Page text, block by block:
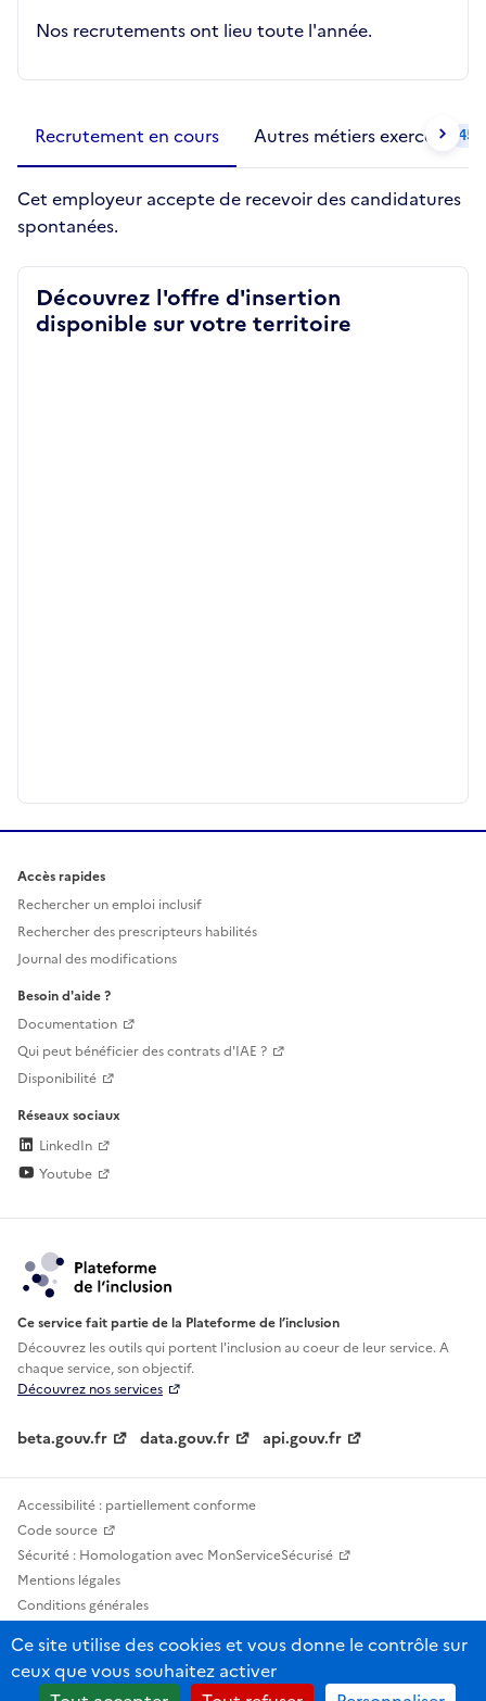
Nos recrutements ont lieu toute l'année.
Recrutement en cours Autres métiers exercés 45
Cet employeur accepte de recevoir des candidatures
spontanées.
Découvrez l'offre d'insertion
disponible sur votre territoire
Accès rapides
Rechercher un emploi inclusif
Rechercher des prescripteurs habilités
Journal des modifications
Besoin d'aide ?
Documentation
Qui peut bénéficier des contrats d'IAE ?
Disponibilité
Réseaux sociaux
LinkedIn
Youtube
Ce service fait partie de la Plateforme de l’inclusion
Découvrez les outils qui portent l'inclusion aucoeur de leur service. A
chaque service, son objectif.
Découvrez nos services
beta.gouv.fr data.gouv.fr api.gouv.fr
Accessibilité : partiellement conforme
Code source
Sécurité : Homologation avec MonServiceSécurisé
Mentions légales
Conditions générales
Statistiques, lexiques et indicateurs
Sauf mention contraire, tous les contenus de ce site sont sous licence
Ce site utilise des cookies et vous donne le contrôle sur
ceux que vous souhaitez activer